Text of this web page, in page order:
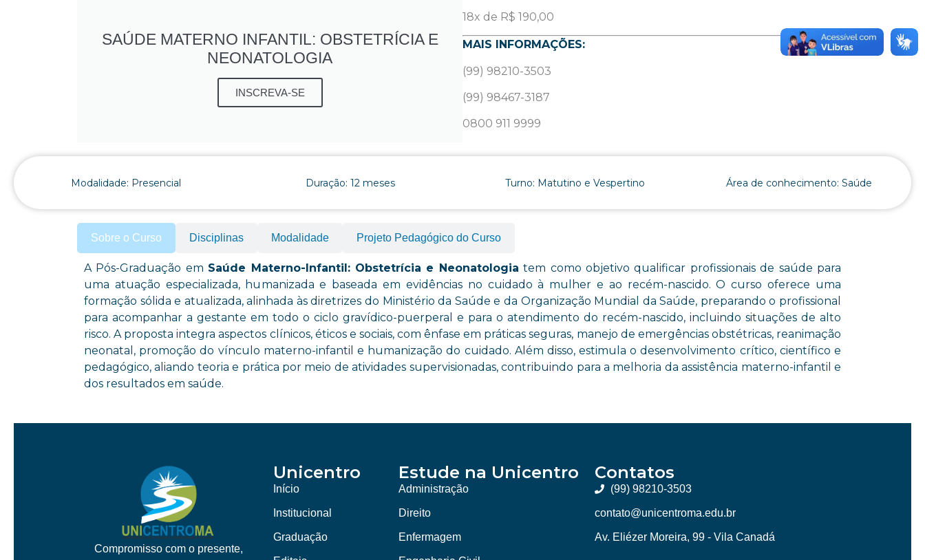
SAÚDE MATERNO INFANTIL: OBSTETRÍCIA E
NEONATOLOGIA
INSCREVA-SE
18x de R$ 190,00
MAIS INFORMAÇÕES:
(99) 98210-3503
(99) 98467-3187
0800 911 9999
Modalidade: Presencial Duração: 12 meses Turno: Matutino e Vespertino Área de conhecimento: Saúde
Sobre o Curso Disciplinas Modalidade Projeto Pedagógico do Curso
A Pós-Graduação em Saúde Materno-Infantil: Obstetrícia e Neonatologia tem como objetivo qualificar profissionais de saúde para
uma atuação especializada, humanizada e baseada em evidências no cuidado à mulher e ao recém-nascido. O curso oferece uma
formação sólida e atualizada, alinhada às diretrizes do Ministério da Saúde e da Organização Mundial da Saúde, preparando o profissional
para acompanhar a gestante em todo o ciclo gravídico-puerperal e para o atendimento do recém-nascido, incluindo situações de alto
risco. A proposta integra aspectos clínicos, éticos e sociais, com ênfase em práticas seguras, manejo de emergências obstétricas, reanimação
neonatal, promoção do vínculo materno-infantil e humanização do cuidado. Além disso, estimula o desenvolvimento crítico, científico e
pedagógico, aliando teoria e prática por meio de atividades supervisionadas, contribuindo para a melhoria da assistência materno-infantil e
dos resultados em saúde.
Compromisso com o presente,
Unicentro
Início
Institucional
Graduação
Estude na Unicentro
Administração
Direito
Enfermagem
Contatos
(99) 98210-3503
contato@unicentroma.edu.br
Av. Eliézer Moreira, 99 - Vila Canadá